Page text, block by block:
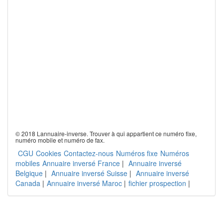
© 2018 Lannuaire-inverse. Trouver à qui appartient ce numéro fixe,
numéro mobile et numéro de fax.
CGU Cookies Contactez-nous Numéros fixe Numéros
mobiles Annuaire inversé France | Annuaire inversé
Belgique | Annuaire inversé Suisse | Annuaire inversé
Canada | Annuaire inversé Maroc | fichier prospection |